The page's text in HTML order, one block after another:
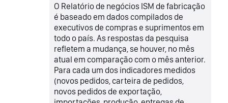
O Relatório de negócios ISM de fabricação
é baseado em dados compilados de
executivos de compras e suprimentos em
todo o país. As respostas da pesquisa
refletem a mudança, se houver, no mês
atual em comparação com o mês anterior.
Para cada um dos indicadores medidos
(novos pedidos, carteira de pedidos,
novos pedidos de exportação,